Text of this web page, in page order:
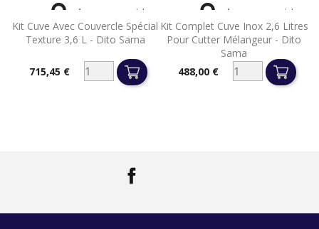
Kit Cuve Avec Couvercle Spécial
Texture 3,6 L - Dito Sama
Prix715,45 €
 Aperçu rapide
Kit Complet Cuve Inox 2,6 Litres
Pour Cutter Mélangeur - Dito
Sama
Prix488,00 €
 Aperçu rapide